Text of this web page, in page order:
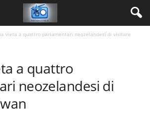
vieta a quattro parlamentari neozelandesi di visitare
a quattro
neozelandesi di